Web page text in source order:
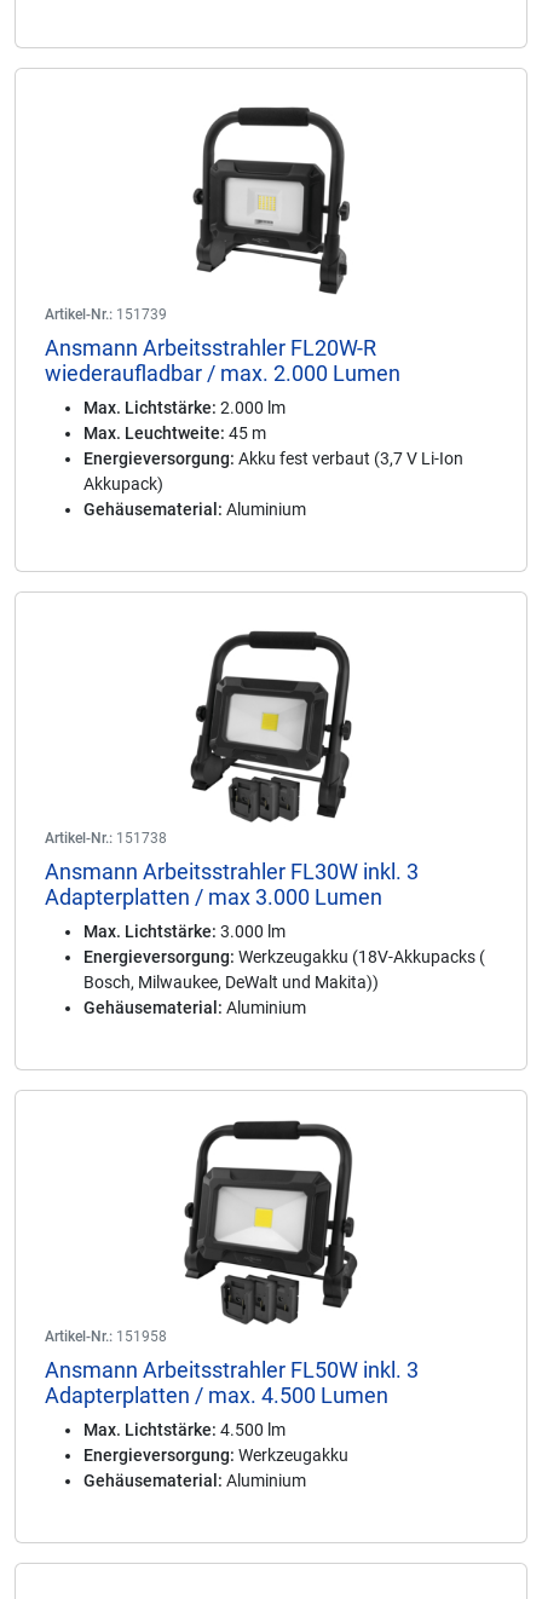
Artikel-Nr.: 151739
Ansmann Arbeitsstrahler FL20W-R
wiederaufladbar / max. 2.000 Lumen
Max. Lichtstärke: 2.000 lm
Max. Leuchtweite: 45 m
Energieversorgung: Akku fest verbaut (3,7 V Li-Ion
Akkupack)
Gehäusematerial: Aluminium
Artikel-Nr.: 151738
Ansmann Arbeitsstrahler FL30W inkl. 3
Adapterplatten / max 3.000 Lumen
Max. Lichtstärke: 3.000 lm
Energieversorgung: Werkzeugakku (18V-Akkupacks (
Bosch, Milwaukee, DeWalt und Makita))
Gehäusematerial: Aluminium
Artikel-Nr.: 151958
Ansmann Arbeitsstrahler FL50W inkl. 3
Adapterplatten / max. 4.500 Lumen
Max. Lichtstärke: 4.500 lm
Energieversorgung: Werkzeugakku
Gehäusematerial: Aluminium